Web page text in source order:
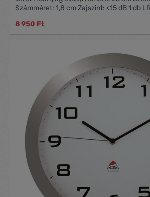
Számméret: 1,8 cm Zajszint: <15 dB 1 db
8 950 Ft